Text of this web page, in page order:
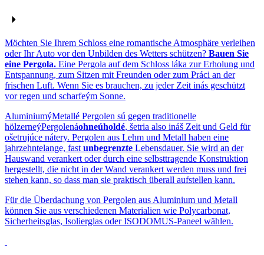
Möchten Sie Ihrem Schloss eine romantische Atmosphäre verleihen
oder Ihr Auto vor den Unbilden des Wetters schützen? Bauen Sie
eine Pergola. Eine Pergola auf dem Schloss láka zur Erholung und
Entspannung, zum Sitzen mit Freunden oder zum Práci an der
frischen Luft. Wenn Sie es brauchen, zu jeder Zeit inás geschützt
vor regen und scharfeým Sonne.
AluminiumýMetallé Pergolen sú gegen traditionelle
hölzerneýPergolenáohneúholdé, šetria also ináš Zeit und Geld für
ošetrujúce nátery. Pergolen aus Lehm und Metall haben eine
jahrzehntelange, fast unbegrenzte Lebensdauer. Sie wird an der
Hauswand verankert oder durch eine selbsttragende Konstruktion
hergestellt, die nicht in der Wand verankert werden muss und frei
stehen kann, so dass man sie praktisch überall aufstellen kann.
Für die Überdachung von Pergolen aus Aluminium und Metall
können Sie aus verschiedenen Materialien wie Polycarbonat,
Sicherheitsglas, Isolierglas oder ISODOMUS-Paneel wählen.